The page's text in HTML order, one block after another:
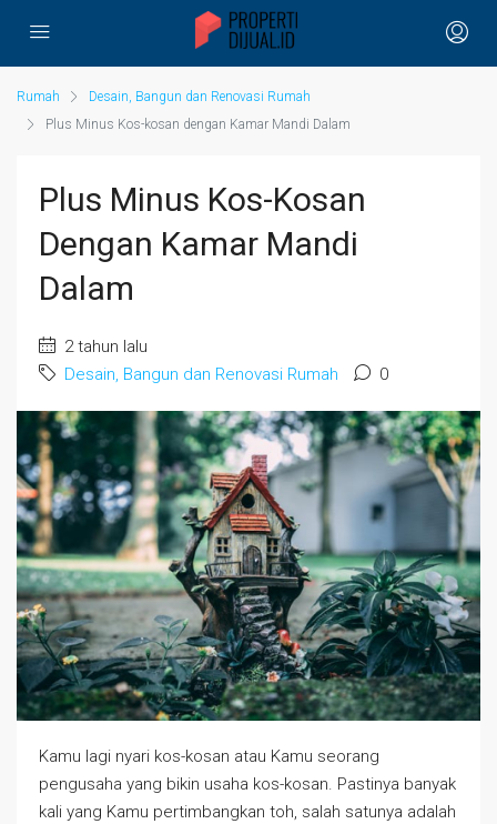
Rumah
Desain, Bangun dan Renovasi Rumah
Plus Minus Kos-kosan dengan Kamar Mandi Dalam
Plus Minus Kos-Kosan
Dengan Kamar Mandi
Dalam
2 tahun lalu
Desain, Bangun dan Renovasi Rumah
0
Kamu lagi nyari kos-kosan atau Kamu seorang
pengusaha yang bikin usaha kos-kosan. Pastinya banyak
kali yang Kamu pertimbangkan toh, salah satunya adalah